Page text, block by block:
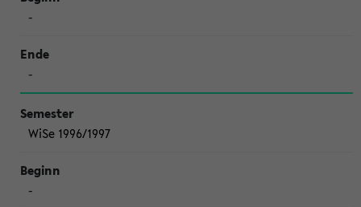
-
-
WiSe 1996/1997
-